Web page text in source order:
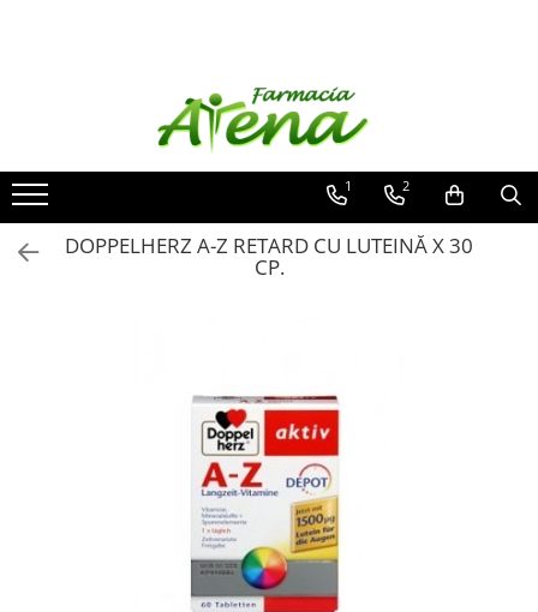
Preparate in farmacie
Afectiuni
Dermatocosmetice
Incaltaminte ortopedica
1 2
DOPPELHERZ A-Z RETARD CU LUTEINĂ X 30
CP.